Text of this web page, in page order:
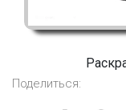
Поделиться: